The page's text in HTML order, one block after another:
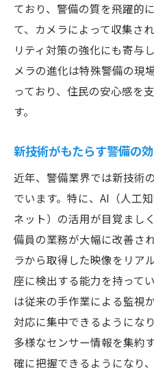
ており、警備の質を飛躍的
て、カメラによって収集さ
リティ対策の強化にも寄与
メラの進化は特殊警備の現
っており、住民の安心感を
す。
新技術がもたらす警備の
近年、警備業界では新技術
でいます。特に、AI（人工
ネット）の活用が目覚まし
備員の業務が大幅に改善さ
ラから取得した映像をリア
座に検出する能力を持って
は従来の手作業による監視
対応に集中できるようにな
多様なセンサー情報を集約
確に把握できるようになり